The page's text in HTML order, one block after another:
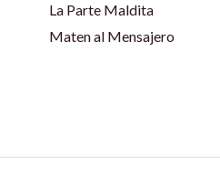
La Parte Maldita
Maten al Mensajero